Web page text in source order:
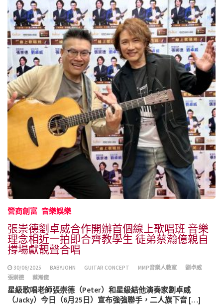
營商創富 音樂娛樂
張崇德劉卓威合作開辦首個線上歌唱班 音樂
理念相近一拍即合齊教學生 徒弟蔡瀚億親自
撐場獻靚聲合唱
30/06/2025 BABYJOHN GUITAR CONCEPT MMP音樂人教室
劉卓威
張崇德
蔡瀚億
星級歌唱老師張崇德（Peter）和星級結他演奏家劉卓威
（Jacky）今日（6月25日）宣布強強聯手，二人旗下音 […]